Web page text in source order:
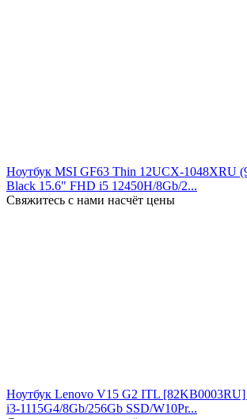
Ноутбук MSI GF63 Thin 12UCX-1048XRU
Black 15.6" FHD i5 12450H/8Gb/2...
Свяжитесь с нами насчёт цены
Ноутбук Lenovo V15 G2 ITL
i3-1115G4/8Gb/256Gb SSD/W10Pr...